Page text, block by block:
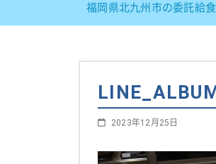
福岡県北九州市の委託給
2023年12月25日